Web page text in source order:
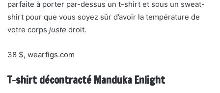
parfaite à porter par-dessus un t-shirt et sous un sweat-
shirt pour que vous soyez sûr d’avoir la température de
votre corps juste droit.
38 $, wearfigs.com
T-shirt décontracté Manduka Enlight